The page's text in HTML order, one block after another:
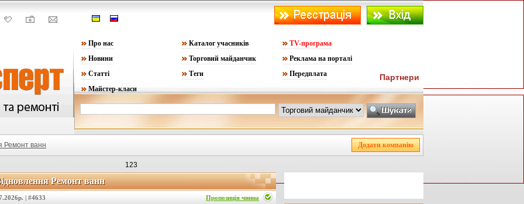
Про нас Каталог учасників
TV-програма
Новини
Торговий майданчик
Реклама на порталі
Статті
Теги
Передплата
Майстер-класи
Партнери
Ремонт ванн
123
Ремонт ванн
Ремонт ванн
| #4633 Пропозиція чинна